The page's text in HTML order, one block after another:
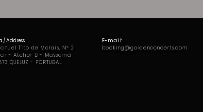
/ Address
Tito de Morais, Nº 2
- Atelier B - Massamá
QUELUZ - PORTUGAL
E-mail:
booking@goldenconcerts.com